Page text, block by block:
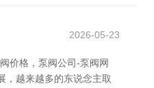
2026-05-23
价格，泵阀公司-泵阀网
，越来越多的东说念主取